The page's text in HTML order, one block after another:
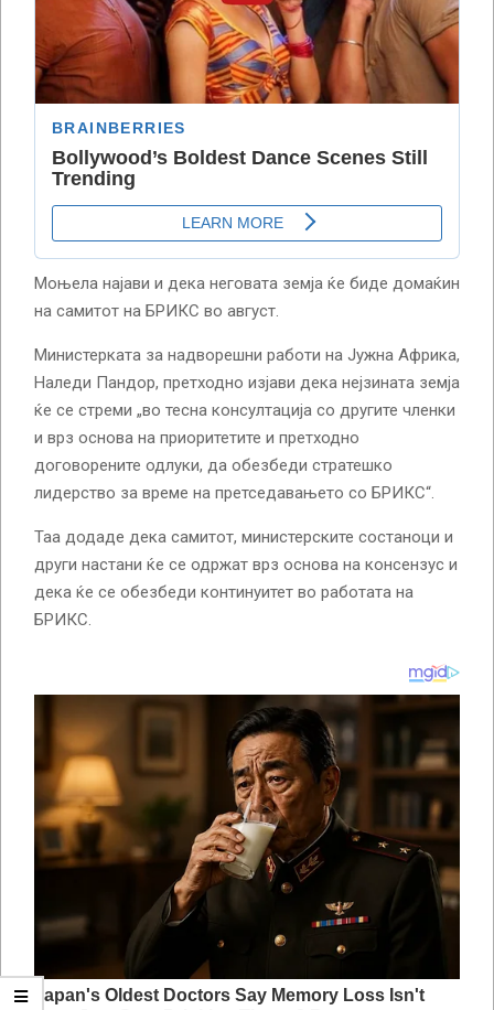
Моњела најави и дека неговата земја ќе биде домаќин
на самитот на БРИКС во август.
Министерката за надворешни работи на Јужна Африка,
Наледи Пандор, претходно изјави дека нејзината земја
ќе се стреми „во тесна консултација со другите членки
и врз основа на приоритетите и претходно
договорените одлуки, да обезбеди стратешко
лидерство за време на претседавањето со БРИКС“.
Таа додаде дека самитот, министерските состаноци и
други настани ќе се одржат врз основа на консензус и
дека ќе се обезбеди континуитет во работата на
БРИКС.